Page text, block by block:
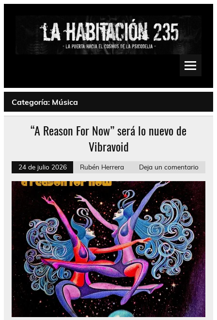
Saltar
Psychedelic, Stoner, Doom, Sludge, Fuzz, Space, Drone
Categoría: Música
“A Reason For Now” será lo nuevo de
Vibravoid
24 de julio 2026 Rubén Herrera Deja un comentario